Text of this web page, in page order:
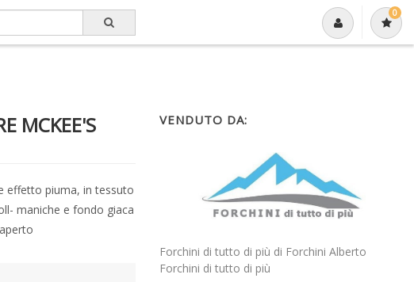
0
MCKEE'S
effetto piuma, in tessuto
maniche e fondo giaca
VENDUTO DA:
Forchini di tutto di più di Forchini Alberto
Forchini di tutto di più